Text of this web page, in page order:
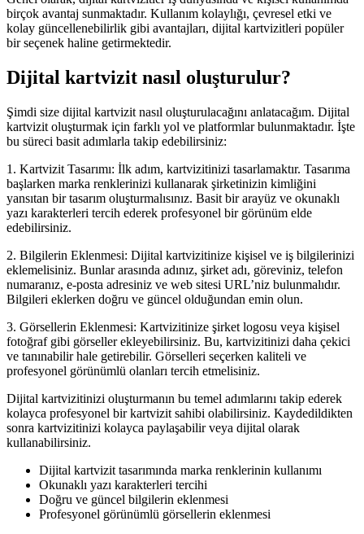
birçok avantaj sunmaktadır. Kullanım kolaylığı, çevresel etki ve
kolay güncellenebilirlik gibi avantajları, dijital kartvizitleri popüler
bir seçenek haline getirmektedir.
Dijital kartvizit nasıl oluşturulur?
Şimdi size dijital kartvizit nasıl oluşturulacağını anlatacağım. Dijital
kartvizit oluşturmak için farklı yol ve platformlar bulunmaktadır. İşte
bu süreci basit adımlarla takip edebilirsiniz:
1. Kartvizit Tasarımı: İlk adım, kartvizitinizi tasarlamaktır. Tasarıma
başlarken marka renklerinizi kullanarak şirketinizin kimliğini
yansıtan bir tasarım oluşturmalısınız. Basit bir arayüz ve okunaklı
yazı karakterleri tercih ederek profesyonel bir görünüm elde
edebilirsiniz.
2. Bilgilerin Eklenmesi: Dijital kartvizitinize kişisel ve iş bilgilerinizi
eklemelisiniz. Bunlar arasında adınız, şirket adı, göreviniz, telefon
numaranız, e-posta adresiniz ve web sitesi URL’niz bulunmalıdır.
Bilgileri eklerken doğru ve güncel olduğundan emin olun.
3. Görsellerin Eklenmesi: Kartvizitinize şirket logosu veya kişisel
fotoğraf gibi görseller ekleyebilirsiniz. Bu, kartvizitinizi daha çekici
ve tanınabilir hale getirebilir. Görselleri seçerken kaliteli ve
profesyonel görünümlü olanları tercih etmelisiniz.
Dijital kartvizitinizi oluşturmanın bu temel adımlarını takip ederek
kolayca profesyonel bir kartvizit sahibi olabilirsiniz. Kaydedildikten
sonra kartvizitinizi kolayca paylaşabilir veya dijital olarak
kullanabilirsiniz.
Dijital kartvizit tasarımında marka renklerinin kullanımı
Okunaklı yazı karakterleri tercihi
Doğru ve güncel bilgilerin eklenmesi
Profesyonel görünümlü görsellerin eklenmesi